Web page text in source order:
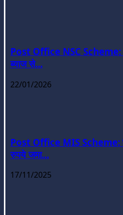
Post Office NSC Scheme:
ब्याज से...
22/01/2026
Post Office MIS Scheme:
रुपये जमा...
17/11/2025